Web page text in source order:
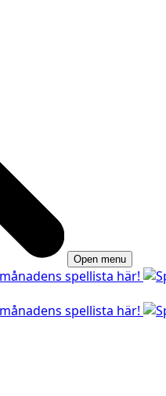
Open menu
spellista här!
spellista här!